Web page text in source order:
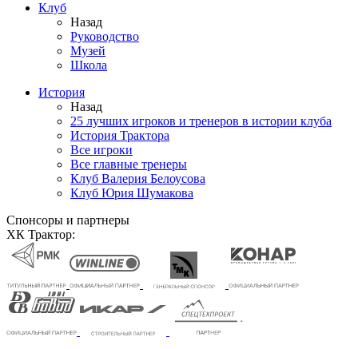
Клуб
Назад
Руководство
Музей
Школа
История
Назад
25 лучших игроков и тренеров в истории клуба
История Трактора
Все игроки
Все главные тренеры
Клуб Валерия Белоусова
Клуб Юрия Шумакова
Спонсоры и партнеры
ХК Трактор: